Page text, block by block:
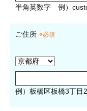
半角英数字 例）
ご住所 ※必須
例）板橋区板橋3丁目